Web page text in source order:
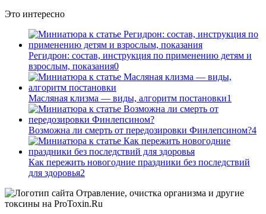
Это интересно
Регидрон: состав, инструкция по применению детям и
взрослым, показания0
Масляная клизма — виды, алгоритм постановки1
Возможна ли смерть от передозировки Финлепсином?4
Как пережить новогодние праздники без последствий
для здоровья2